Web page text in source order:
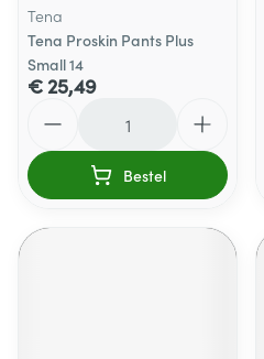
Tena
Tena Proskin Pants Plus
Small 14
€ 25,49
Bestel